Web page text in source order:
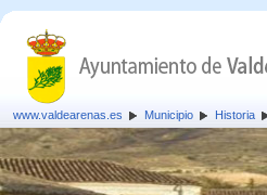
www.valdearenas.es Municipio Historia